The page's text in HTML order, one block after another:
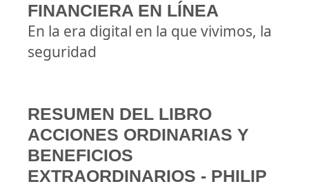
FINANCIERA EN LÍNEA
En la era digital en la que vivimos, la
seguridad
RESUMEN DEL LIBRO
ACCIONES ORDINARIAS Y
BENEFICIOS
EXTRAORDINARIOS - PHILIP